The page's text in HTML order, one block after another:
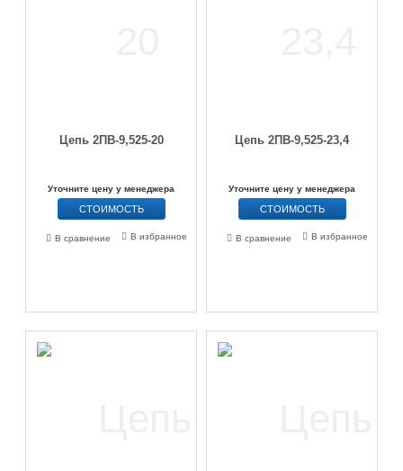
Цепь 2ПВ-9,525-20
Уточните цену у менеджера
СТОИМОСТЬ
В избранное
В сравнение
Цепь 2ПВ-9,525-23,4
Уточните цену у менеджера
СТОИМОСТЬ
В избранное
В сравнение